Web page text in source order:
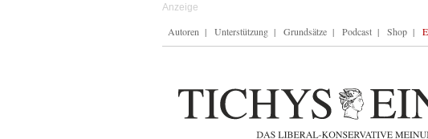
Autoren Unterstützung Grundsätze Podcast Shop